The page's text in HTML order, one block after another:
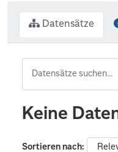
Datensätze
Keine
Sortieren nach